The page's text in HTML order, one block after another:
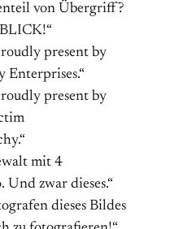
von Übergriff?
present by
Enterprises.“
present by
mit 4
Und zwar dieses.“
dieses Bildes